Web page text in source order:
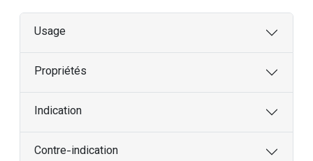
Usage
Propriétés
Indication
Contre-indication